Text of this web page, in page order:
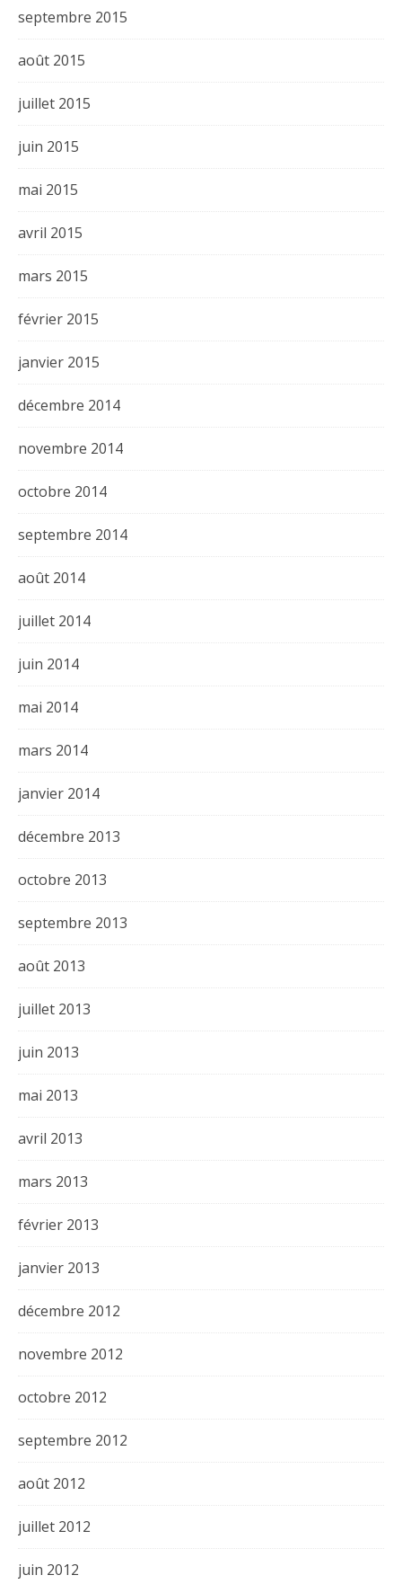
septembre 2015
août 2015
juillet 2015
juin 2015
mai 2015
avril 2015
mars 2015
février 2015
janvier 2015
décembre 2014
novembre 2014
octobre 2014
septembre 2014
août 2014
juillet 2014
juin 2014
mai 2014
mars 2014
janvier 2014
décembre 2013
octobre 2013
septembre 2013
août 2013
juillet 2013
juin 2013
mai 2013
avril 2013
mars 2013
février 2013
janvier 2013
décembre 2012
novembre 2012
octobre 2012
septembre 2012
août 2012
juillet 2012
juin 2012